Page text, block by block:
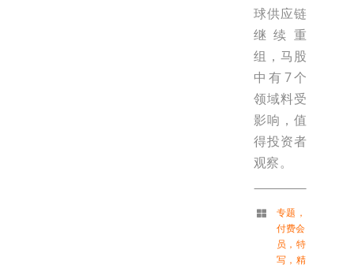
球供应链
继续重
组，马股
中有7个
领域料受
影响，值
得投资者
观察。
专题 ，
付费会
员 ， 特
写 ， 精